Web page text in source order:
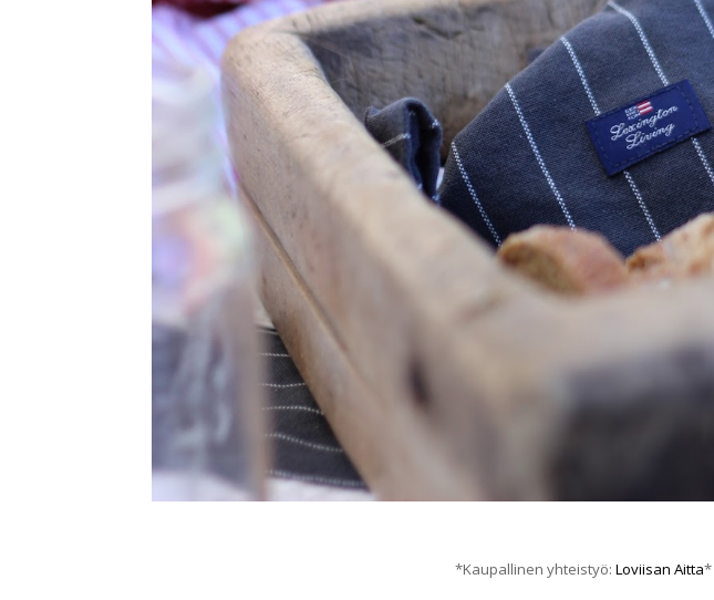
*Kaupallinen yhteistyö: Loviisan Aitta*